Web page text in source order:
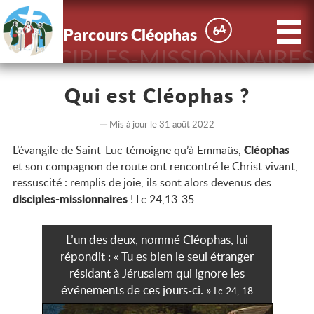
Parcours
Cléophas
64
X
Accueil
Le Parcours
Nous
connaître
Contact
DISCIPLES-MISSIONNAIRES
Parcours Cléophas 64
Qui est Cléophas ?
Mis à jour le 31 août 2022
L’évangile de Saint-Luc témoigne qu’à Emmaüs,Cléophas
et son compagnon de route ont rencontré le Christ vivant,
ressuscité : remplis de joie, ils sont alors devenus des
disciples-missionnaires ! Lc 24,13-35
L’un des deux, nommé Cléophas, lui
répondit : « Tu es bien le seul étranger
résidant à Jérusalem qui ignore les
événements de ces jours-ci. » Lc 24, 18